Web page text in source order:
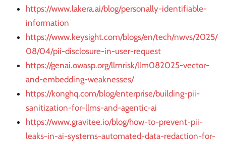
https://www.lakera.ai/blog/personally-identifiable-
information
https://www.keysight.com/blogs/en/tech/nwvs/2025/
08/04/pii-disclosure-in-user-request
https://genai.owasp.org/llmrisk/llm082025-vector-
and-embedding-weaknesses/
https://konghq.com/blog/enterprise/building-pii-
sanitization-for-llms-and-agentic-ai
https://www.gravitee.io/blog/how-to-prevent-pii-
leaks-in-ai-systems-automated-data-redaction-for-